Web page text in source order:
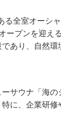
全室オーシ
ープンを迎え
あり、自然
サウナ「海
に、企業研